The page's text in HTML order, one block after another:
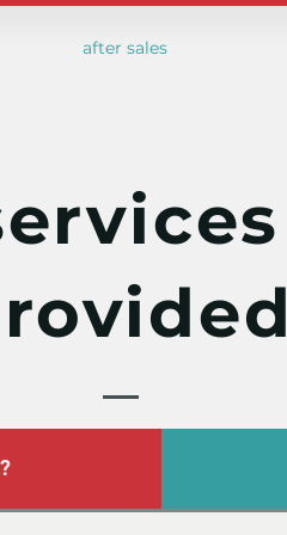
after sales